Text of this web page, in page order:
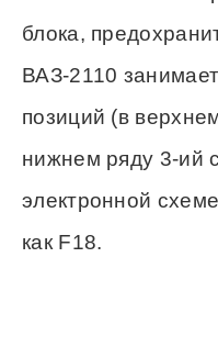
блока,
ВАЗ-2110
позиций (в
нижнем ряду 3-ий
электронной
как F18.